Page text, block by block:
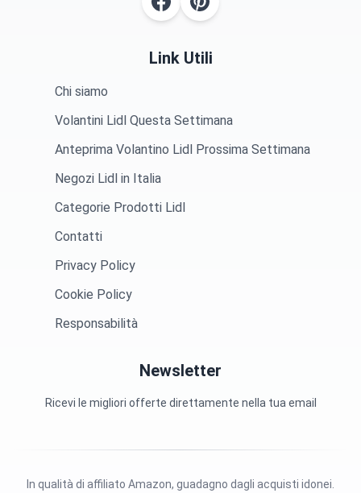
Link Utili
Chi siamo
Volantini Lidl Questa Settimana
Anteprima Volantino Lidl Prossima Settimana
Negozi Lidl in Italia
Categorie Prodotti Lidl
Contatti
Privacy Policy
Cookie Policy
Responsabilità
Newsletter
Ricevi le migliori offerte direttamente nella tua email
In qualità di affiliato Amazon, guadagno dagli acquisti idonei.